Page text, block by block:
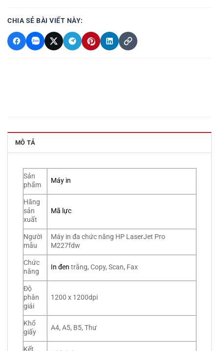
CHIA SẺ BÀI VIẾT NÀY:
MÔ TẢ
Sản
phẩm
Máy in
Hãng
sản
xuất
Mã lực
Người
mẫu
Máy in đa chức năng HP LaserJet Pro
M227fdw
Chức
năng
In đen trắng, Copy, Scan, Fax
Độ
phân
giải
1200 x 1200dpi
Khổ
giấy
A4, A5, B5, Thư
Kết